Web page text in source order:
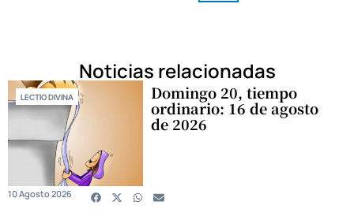
Noticias relacionadas
LECTIO DIVINA Domingo 20, tiempo
ordinario: 16 de agosto
de 2026
10 Agosto 2026